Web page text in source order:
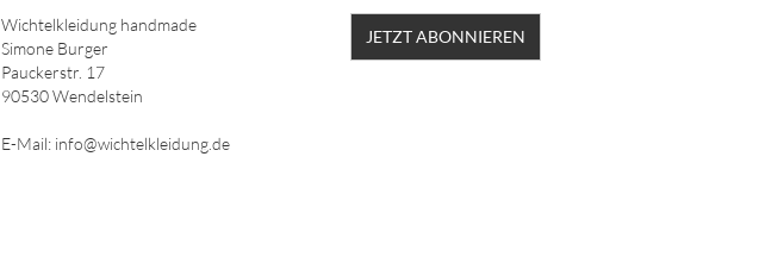
Wichtelkleidung handmade
Simone Burger
Pauckerstr. 17
90530 Wendelstein
E-Mail: info@wichtelkleidung.de
JETZT ABONNIEREN